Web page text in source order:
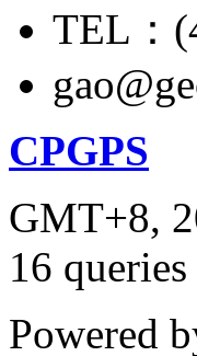
TEL：
CPGPS
GMT+8,
16 queries
Powered